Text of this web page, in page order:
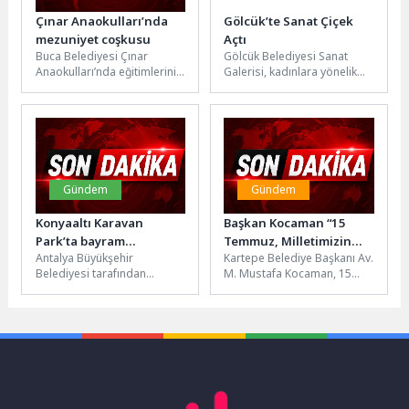
Çınar Anaokulları’nda
mezuniyet coşkusu
Buca Belediyesi Çınar
Anaokulları’nda eğitimlerini
düzenlenen mezuniyet
töreninde unutulmaz bir gün
yaşadı. Renkli...
Gölcük’te Sanat Çiçek
Açtı
Gölcük Belediyesi Sanat
Galerisi, kadınlara yönelik
Atölyesi ile renkli bir
etkinliğe ev...
Gündem
Konyaaltı Karavan
Park’ta bayram
yoğunluğu
Antalya Büyükşehir
Belediyesi tarafından
yoğun günler yaşamaya...
Gündem
Başkan Kocaman “15
Temmuz, Milletimizin
Yazdığı Kahramanlık
Destanıdır”
Kartepe Belediye Başkanı Av.
M. Mustafa Kocaman, 15